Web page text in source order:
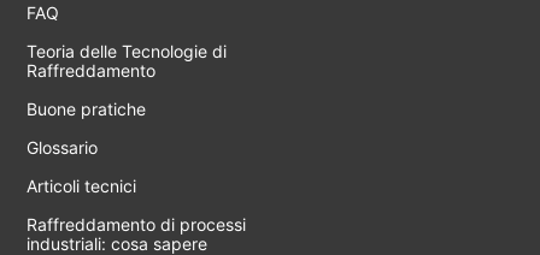
FAQ
Teoria delle Tecnologie di
Raffreddamento
Buone pratiche
Glossario
Articoli tecnici
Raffreddamento di processi
industriali: cosa sapere